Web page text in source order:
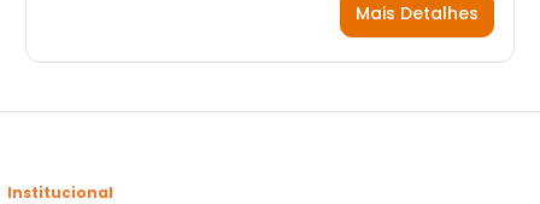
Mais Detalhes
Institucional